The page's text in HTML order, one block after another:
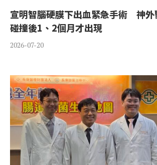
宣明智腦硬膜下出血緊急手術 神外
碰撞後1、2個月才出現
2026-07-20